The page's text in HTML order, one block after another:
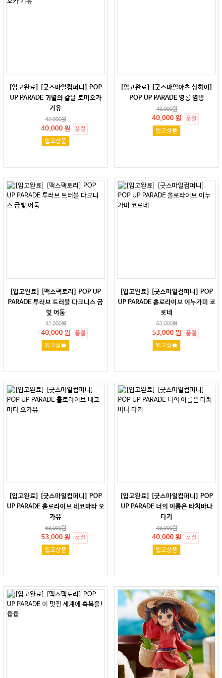
[입고완료] [굿스마일컴퍼니] POP
UP PARADE 귀멸의 칼날 토미오카
기유
42,000원
40,000 원
품절
입고상품
[입고완료] [굿스마일아츠 상하이]
POP UP PARADE 영롱 염빙
43,000원
40,000 원
품절
입고상품
[입고완료] [맥스팩토리] POP UP
PARADE 투러브 트러블 다크니스 금
빛 어둠
42,000원
40,000 원
품절
입고상품
[입고완료] [굿스마일컴퍼니] POP
UP PARADE 홀로라이브 이누가미 코
로네
63,000원
53,000 원
품절
입고상품
[입고완료] [굿스마일컴퍼니] POP
UP PARADE 홀로라이브 네코마타 오
카유
63,000원
53,000 원
품절
입고상품
[입고완료] [굿스마일컴퍼니] POP
UP PARADE 너의 이름은 타치바나
타키
43,000원
40,000 원
품절
입고상품